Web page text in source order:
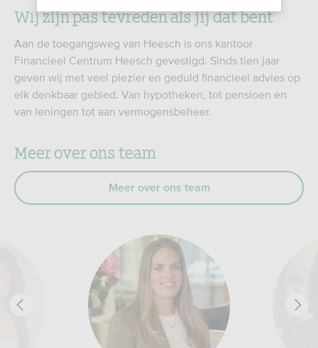
Wij zijn pas tevreden als jij dat bent
Aan de toegangsweg van Heesch is ons kantoor
Financieel Centrum Heesch gevestigd. Sinds tien jaar
geven wij met veel plezier en geduld financieel advies op
elk denkbaar gebied. Van hypotheken, tot pensioen en
van leningen tot aan vermogensbeheer.
Meer over ons team
Meer over ons team